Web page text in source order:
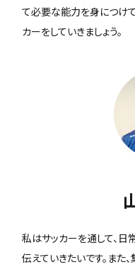
て必要な能力を身につけて
カーをしていきましょう。
私はサッカーを通して、
伝えていきたいです。また